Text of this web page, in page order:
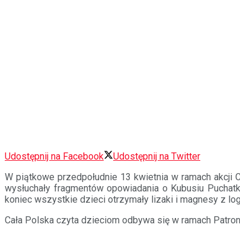
Udostępnij na Facebook
Udostępnij na Twitter
W piątkowe przedpołudnie 13 kwietnia w ramach akcji
wysłuchały fragmentów opowiadania o Kubusiu
koniec wszystkie dzieci otrzymały lizaki i magnesy z
Cała Polska czyta dzieciom odbywa się w ramach